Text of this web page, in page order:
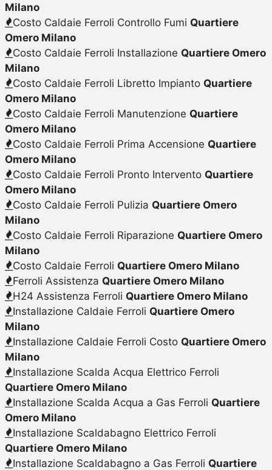
Milano
Costo Caldaie Ferroli Controllo Fumi Quartiere
Omero Milano
Costo Caldaie Ferroli Installazione Quartiere Omero
Milano
Costo Caldaie Ferroli Libretto Impianto Quartiere
Omero Milano
Costo Caldaie Ferroli Manutenzione Quartiere
Omero Milano
Costo Caldaie Ferroli Prima Accensione Quartiere
Omero Milano
Costo Caldaie Ferroli Pronto Intervento Quartiere
Omero Milano
Costo Caldaie Ferroli Pulizia Quartiere Omero
Milano
Costo Caldaie Ferroli Riparazione Quartiere Omero
Milano
Costo Caldaie Ferroli Quartiere Omero Milano
Ferroli Assistenza Quartiere Omero Milano
H24 Assistenza Ferroli Quartiere Omero Milano
Installazione Caldaie Ferroli Quartiere Omero
Milano
Installazione Caldaie Ferroli Costo Quartiere Omero
Milano
Installazione Scalda Acqua Elettrico Ferroli
Quartiere Omero Milano
Installazione Scalda Acqua a Gas Ferroli Quartiere
Omero Milano
Installazione Scaldabagno Elettrico Ferroli
Quartiere Omero Milano
Installazione Scaldabagno a Gas Ferroli Quartiere